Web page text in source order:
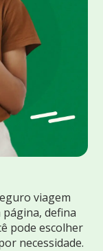
viagem
defina
pode escolher
necessidade.